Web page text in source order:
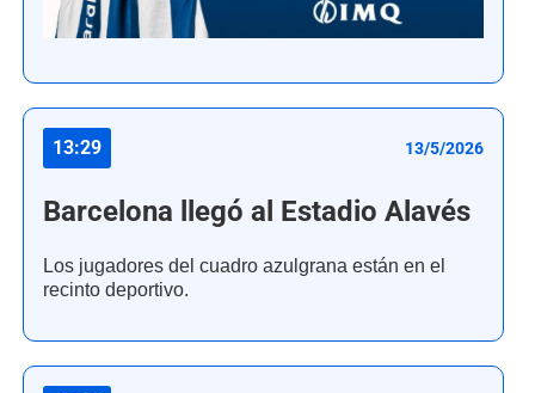
13:29 13/5/2026
Barcelona llegó al Estadio Alavés
Los jugadores del cuadro azulgrana están en el
recinto deportivo.